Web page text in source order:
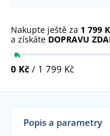
Nakupte ještě za 1 799
a získáte DOPRAVU
0 Kč / 1 799 Kč
Popis a parametry